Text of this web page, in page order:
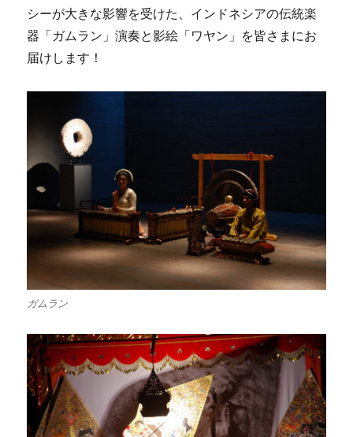
シーが大きな影響を受けた、インドネシアの伝統楽
器「ガムラン」演奏と影絵「ワヤン」を皆さまにお
届けします！
ガムラン